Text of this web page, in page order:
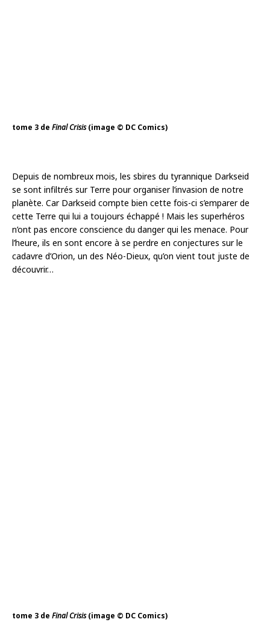
tome 3 de Final Crisis(image © DC Comics)
Depuis de nombreux mois, les sbires du tyrannique Darkseid
se sont infiltrés sur Terre pour organiser l’invasion de notre
planète. Car Darkseid compte bien cette fois-ci s’emparer de
cette Terre qui lui a toujours échappé ! Mais les superhéros
n’ont pas encore conscience du danger qui les menace. Pour
l’heure, ils en sont encore à se perdre en conjectures sur le
cadavre d’Orion, un des Néo-Dieux, qu’on vient tout juste de
découvrir…
tome 3 de Final Crisis(image © DC Comics)